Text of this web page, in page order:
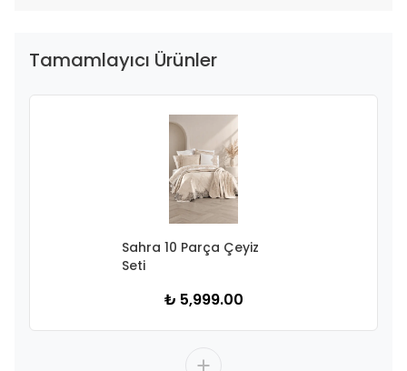
Tamamlayıcı Ürünler
Sahra 10 Parça Çeyiz
Seti
₺ 5,999.00